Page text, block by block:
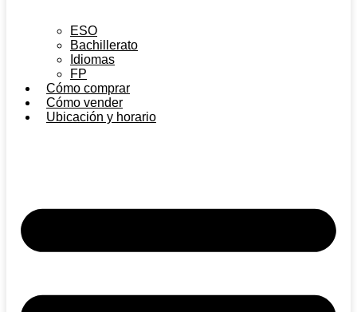
ESO
Bachillerato
Idiomas
FP
Cómo comprar
Cómo vender
Ubicación y horario